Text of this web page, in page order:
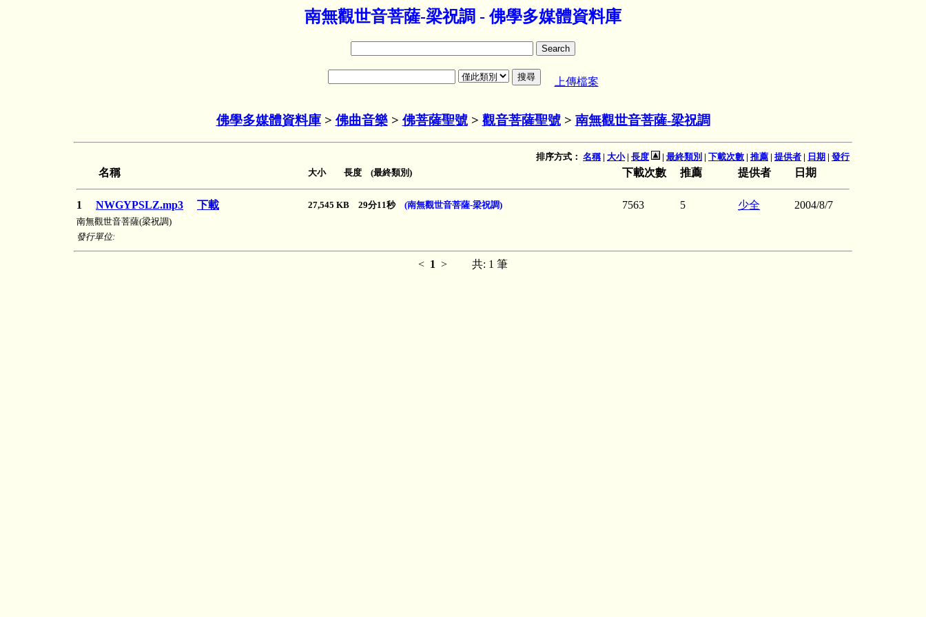
南無觀世音菩薩-梁祝調 - 佛學多媒體資料庫
上傳檔案
佛學多媒體資料庫> 佛曲音樂> 佛菩薩聖號> 觀音菩薩聖號> 南無觀世音菩薩-梁祝調
排序方式： 名稱| 大小| 長度 | 最終類別 | 下載次數 | 推薦 | 提供者 | 日期 | 發行
名稱 大小 長度 (最終類別) 下載次數 推薦 提供者 日期
1 NWGYPSLZ.mp3 下載 27,545 KB 29分11秒 (南無觀世音菩薩-梁祝調) 7563 5 少全 2004/8/7
南無觀世音菩薩(梁祝調)
發行單位:
< 1 > 共: 1 筆